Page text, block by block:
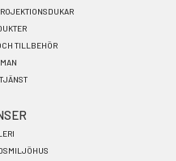
TILLBEHÖR